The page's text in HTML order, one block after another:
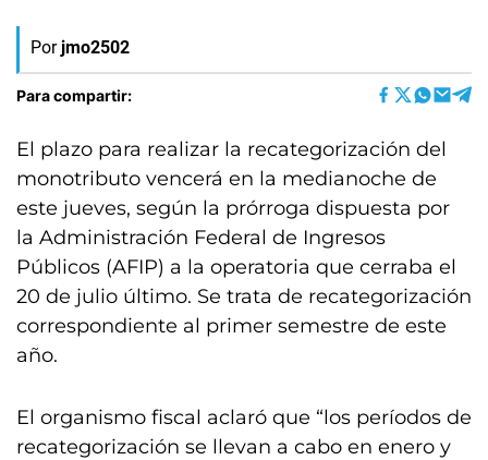
Por jmo2502
Para compartir:
El plazo para realizar la recategorización del
monotributo vencerá en la medianoche de
este jueves, según la prórroga dispuesta por
la Administración Federal de Ingresos
Públicos (AFIP) a la operatoria que cerraba el
20 de julio último. Se trata de recategorización
correspondiente al primer semestre de este
año.
El organismo fiscal aclaró que “los períodos de
recategorización se llevan a cabo en enero y